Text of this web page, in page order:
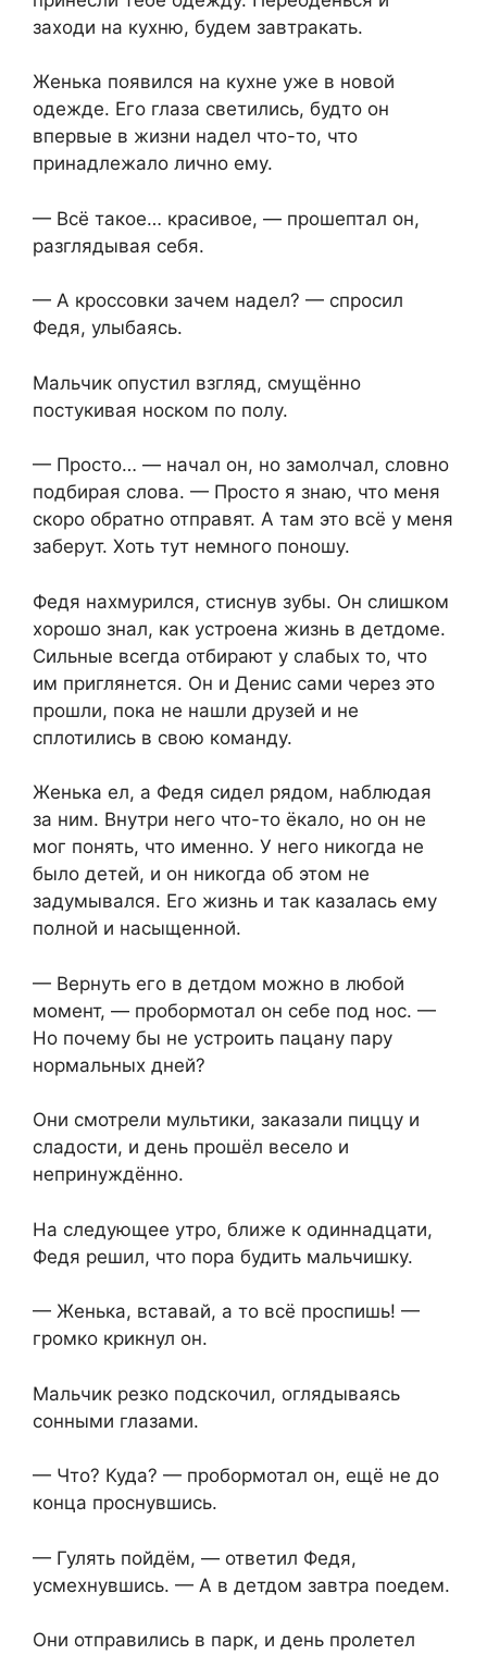
заходи на кухню, будем завтракать.
Женька появился на кухне уже в новой
одежде. Его глаза светились, будто он
впервые в жизни надел что-то, что
принадлежало лично ему.
— Всё такое… красивое, — прошептал он,
разглядывая себя.
— А кроссовки зачем надел? — спросил
Федя, улыбаясь.
Мальчик опустил взгляд, смущённо
постукивая носком по полу.
— Просто… — начал он, но замолчал, словно
подбирая слова. — Просто я знаю, что меня
скоро обратно отправят. А там это всё у меня
заберут. Хоть тут немного поношу.
Федя нахмурился, стиснув зубы. Он слишком
хорошо знал, как устроена жизнь в детдоме.
Сильные всегда отбирают у слабых то, что
им приглянется. Он и Денис сами через это
прошли, пока не нашли друзей и не
сплотились в свою команду.
Женька ел, а Федя сидел рядом, наблюдая
за ним. Внутри него что-то ёкало, но он не
мог понять, что именно. У него никогда не
было детей, и он никогда об этом не
задумывался. Его жизнь и так казалась ему
полной и насыщенной.
— Вернуть его в детдом можно в любой
момент, — пробормотал он себе под нос. —
Но почему бы не устроить пацану пару
нормальных дней?
Они смотрели мультики, заказали пиццу и
сладости, и день прошёл весело и
непринуждённо.
На следующее утро, ближе к одиннадцати,
Федя решил, что пора будить мальчишку.
— Женька, вставай, а то всё проспишь! —
громко крикнул он.
Мальчик резко подскочил, оглядываясь
сонными глазами.
— Что? Куда? — пробормотал он, ещё не до
конца проснувшись.
— Гулять пойдём, — ответил Федя,
усмехнувшись. — А в детдом завтра поедем.
Они отправились в парк, и день пролетел